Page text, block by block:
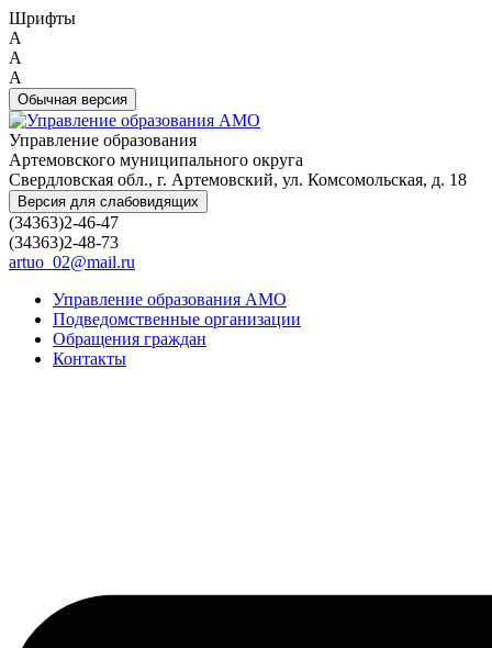
Шрифты
A
A
A
Обычная версия
Управление образования
Артемовского муниципального округа
Свердловская обл., г. Артемовский, ул. Комсомольская, д. 18
Версия для слабовидящих
(34363)2-46-47
(34363)2-48-73
artuo_02@mail.ru
Управление образования АМО
Подведомственные организации
Обращения граждан
Контакты